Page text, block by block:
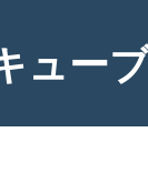
ュー